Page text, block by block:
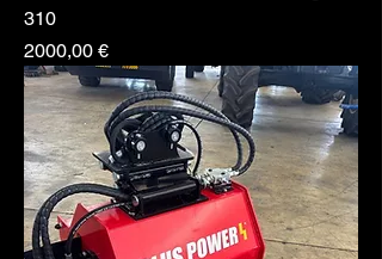
310
Prezzo
2000,00 €